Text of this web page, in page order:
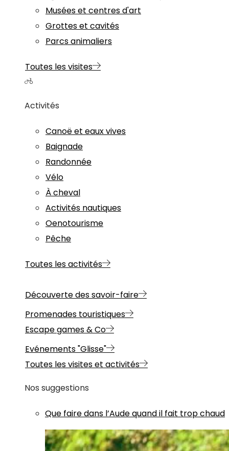
Musées et centres d'art
Grottes et cavités
Parcs animaliers
Toutes les visites
Activités
Canoë et eaux vives
Baignade
Randonnée
Vélo
À cheval
Activités nautiques
Oenotourisme
Pêche
Toutes les activités
Découverte des savoir-faire
Promenades touristiques
Escape games & Co
Evénements "Glisse"
Toutes les visites et activités
Nos suggestions
Que faire dans l’Aude quand il fait trop chaud